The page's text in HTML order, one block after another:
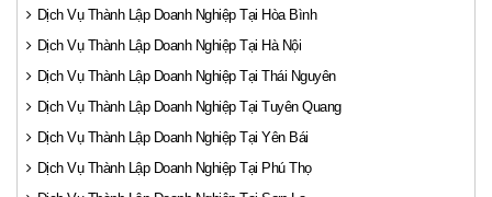
Dịch Vụ Thành Lập Doanh Nghiệp Tại Hòa Bình
Dịch Vụ Thành Lập Doanh Nghiệp Tại Hà Nội
Dịch Vụ Thành Lập Doanh Nghiệp Tại Thái Nguyên
Dịch Vụ Thành Lập Doanh Nghiệp Tại Tuyên Quang
Dịch Vụ Thành Lập Doanh Nghiệp Tại Yên Bái
Dịch Vụ Thành Lập Doanh Nghiệp Tại Phú Thọ